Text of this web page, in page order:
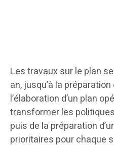
Les travaux sur le plan
an, jusqu’à la
l’élaboration d’un plan
transformer les
puis de la préparation
prioritaires pour chaque